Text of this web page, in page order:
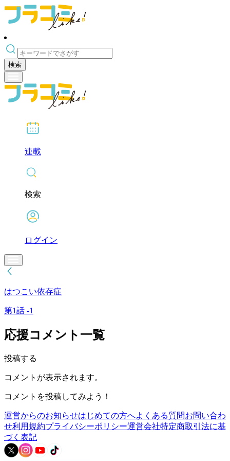
検索
連載
検索
ログイン
はつこい依存症
第1話 -1
応援コメント一覧
投稿する
コメントが表示されます。
コメントを投稿してみよう！
運営からのお知らせはじめての方へよくある質問お問い合わ
せ利用規約プライバシーポリシー運営会社特定商取引法に基
づく表記